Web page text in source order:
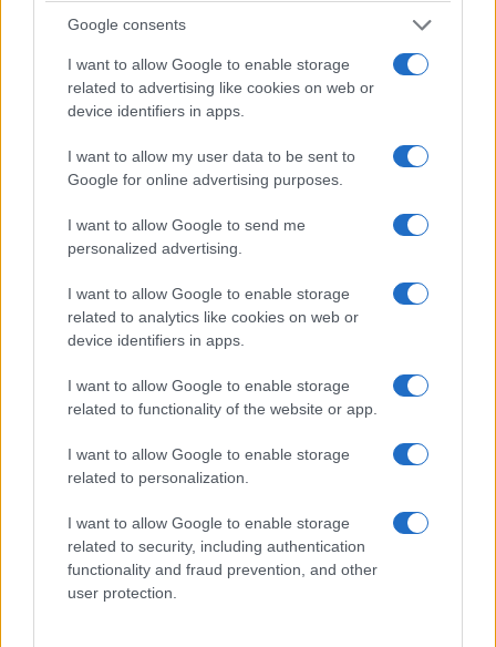
Google consents
I want to allow Google to enable storage
related to advertising like cookies on web or
device identifiers in apps.
I want to allow my user data to be sent to
Google for online advertising purposes.
I want to allow Google to send me
personalized advertising.
I want to allow Google to enable storage
related to analytics like cookies on web or
device identifiers in apps.
I want to allow Google to enable storage
related to functionality of the website or app.
I want to allow Google to enable storage
related to personalization.
I want to allow Google to enable storage
related to security, including authentication
functionality and fraud prevention, and other
user protection.